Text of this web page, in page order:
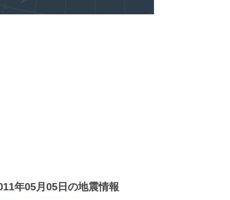
年05月05日の地震情報